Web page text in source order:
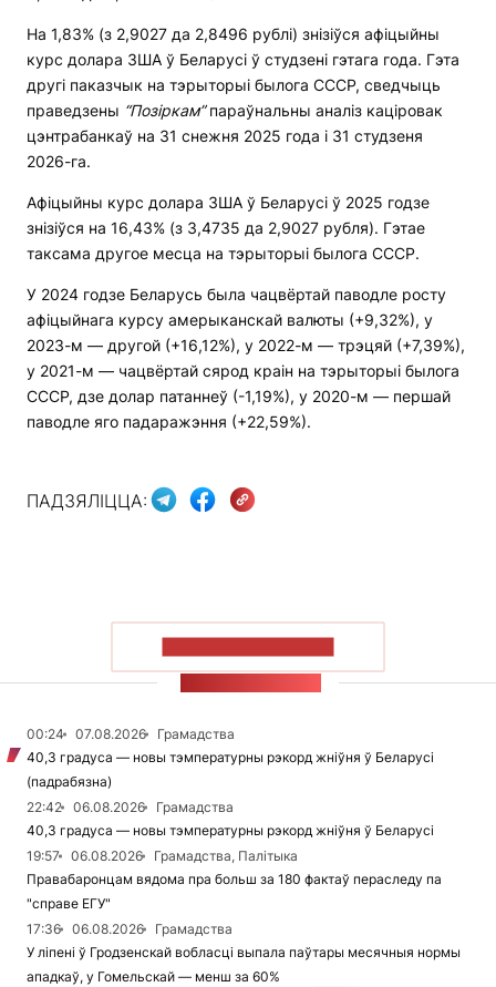
На 1,83% (з 2,9027 да 2,8496 рублі) знізіўся афіцыйны
курс долара ЗША ў Беларусі ў студзені гэтага года. Гэта
другі паказчык на тэрыторыі былога СССР, сведчыць
праведзены “Позіркам”параўнальны аналіз каціровак
цэнтрабанкаў на 31 снежня 2025 года і 31 студзеня
2026-га.
Афіцыйны курс долара ЗША ў Беларусі ў 2025 годзе
знізіўся на 16,43% (з 3,4735 да 2,9027 рубля). Гэтае
таксама другое месца на тэрыторыі былога СССР.
У 2024 годзе Беларусь была чацвёртай паводле росту
афіцыйнага курсу амерыканскай валюты (+9,32%), у
2023-м — другой (+16,12%), у 2022-м — трэцяй (+7,39%),
у 2021-м — чацвёртай сярод краін на тэрыторыі былога
СССР, дзе долар патаннеў (-1,19%), у 2020-м — першай
паводле яго падаражэння (+22,59%).
ПАДЗЯЛІЦЦА:
00:24 07.08.2026
Грамадства
40,3 градуса — новы тэмпературны рэкорд жніўня ў Беларусі
(падрабязна)
22:42
06.08.2026
Грамадства
40,3 градуса — новы тэмпературны рэкорд жніўня ў Беларусі
19:57
06.08.2026
Грамадства, Палітыка
Правабаронцам вядома пра больш за 180 фактаў пераследу па
"справе ЕГУ"
17:36
06.08.2026
Грамадства
У ліпені ў Гродзенскай вобласці выпала паўтары месячныя нормы
ападкаў, у Гомельскай — менш за 60%